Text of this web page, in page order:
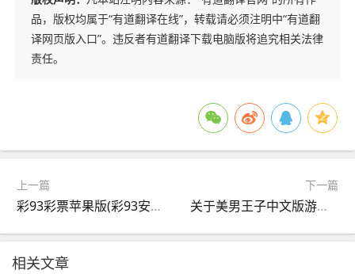
品，版权均属于“有道翻译在线”，转载请必须注明中“有道翻
译网页版入口”。违反者有道翻译下载电脑版将追究相关法律
责任。
上一篇
彩93彩票苹果版(彩93安卓版app)
下一篇
关于美男王子中文版游戏苹果版的信息
相关文章